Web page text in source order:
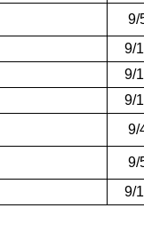
9/
9/
9/
9/
9/
9/
9/